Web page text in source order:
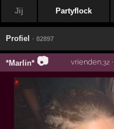
Jij Partyflock
Profiel · 82897
*Marlin* 📷 vrienden,32 ·